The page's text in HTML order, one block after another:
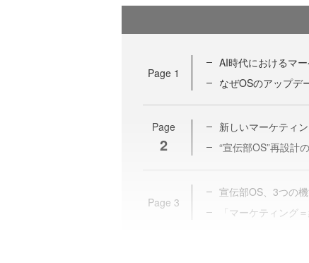
Page 1
AI時代におけるマ
なぜOSのアップデ
Page
2
新しいマーケティ
“宣伝部OS”再設計
Page 3
宣伝部OS、3つの
「マーケティング